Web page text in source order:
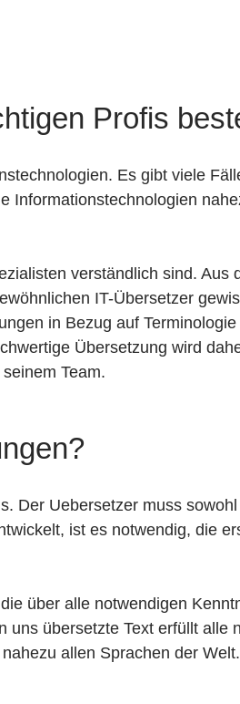
Profis
Es gibt viele
verständlich sind. Aus
IT-Übersetzer
in Bezug auf
Übersetzung wird
Team.
Der Uebersetzer muss
ist es notwendig, die
über alle notwendigen
übersetzte Text erfüllt alle
allen Sprachen der